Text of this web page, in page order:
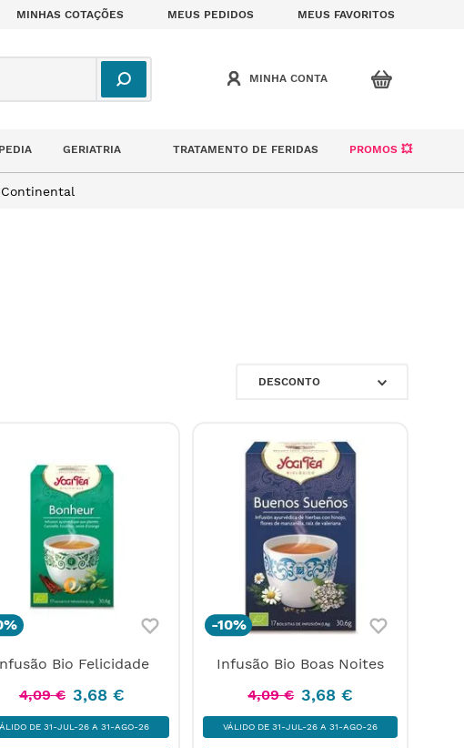
MINHAS COTAÇÕES MEUS PEDIDOS MEUS FAVORITOS
GERIATRIA TRATAMENTO DE FERIDAS PROMOS 💥
DESCONTO
Bio Felicidade
4,09 € 3,68 €
DE 31-JUL-26 A 31-AGO-26
-10%
Infusão Bio Boas Noites
4,09 € 3,68 €
VÁLIDO DE 31-JUL-26 A 31-AGO-26